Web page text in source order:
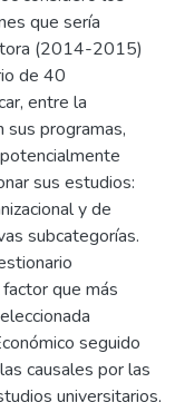
que sería
(2014-2015)
de 40
entre la
sus programas,
sus estudios:
y de
subcategorías.
que más
seguido
causales por las
universitarios,